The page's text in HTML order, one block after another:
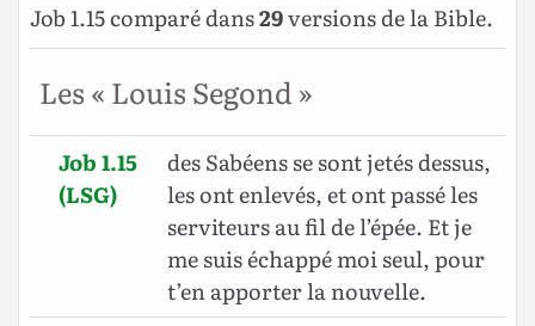
Job 1.15 comparé dans29versions de la Bible.
Les « Louis Segond »
Job 1.15
(LSG)
des Sabéens se sont jetés dessus,
les ont enlevés, et ont passé les
serviteurs au fil de l’épée. Et je
me suis échappé moi seul, pour
t’en apporter la nouvelle.